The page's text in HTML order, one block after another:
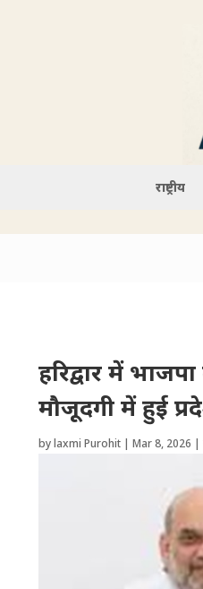
राष्ट्रीय
हरिद्वार में
मौजूदगी में हुई
bylaxmi Purohit |Mar 8, 2026 |